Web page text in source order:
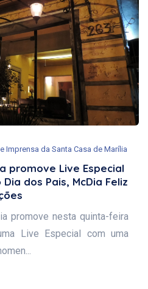
Imprensa da Santa Casa de Marília
promove Live Especial
dos Pais, McDia Feliz
promove nesta quinta-feira
Live Especial com uma